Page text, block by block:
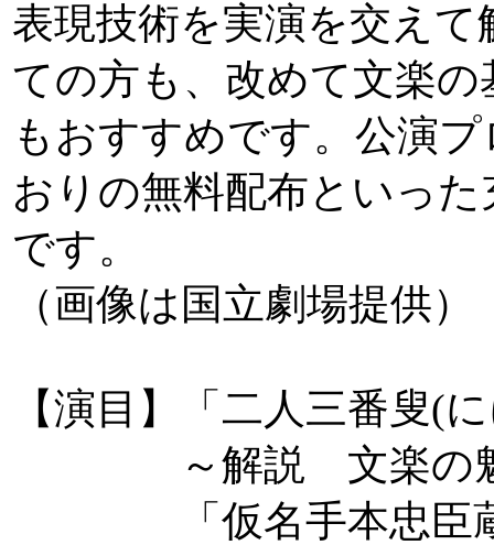
表現技術を実演を交え
ての方も、改めて文楽
もおすすめです。公演
おりの無料配布といっ
です。
（画像は国立劇場提供）
【演目】「二人三番叟(
～解説 文楽の魅
「仮名手本忠臣蔵(